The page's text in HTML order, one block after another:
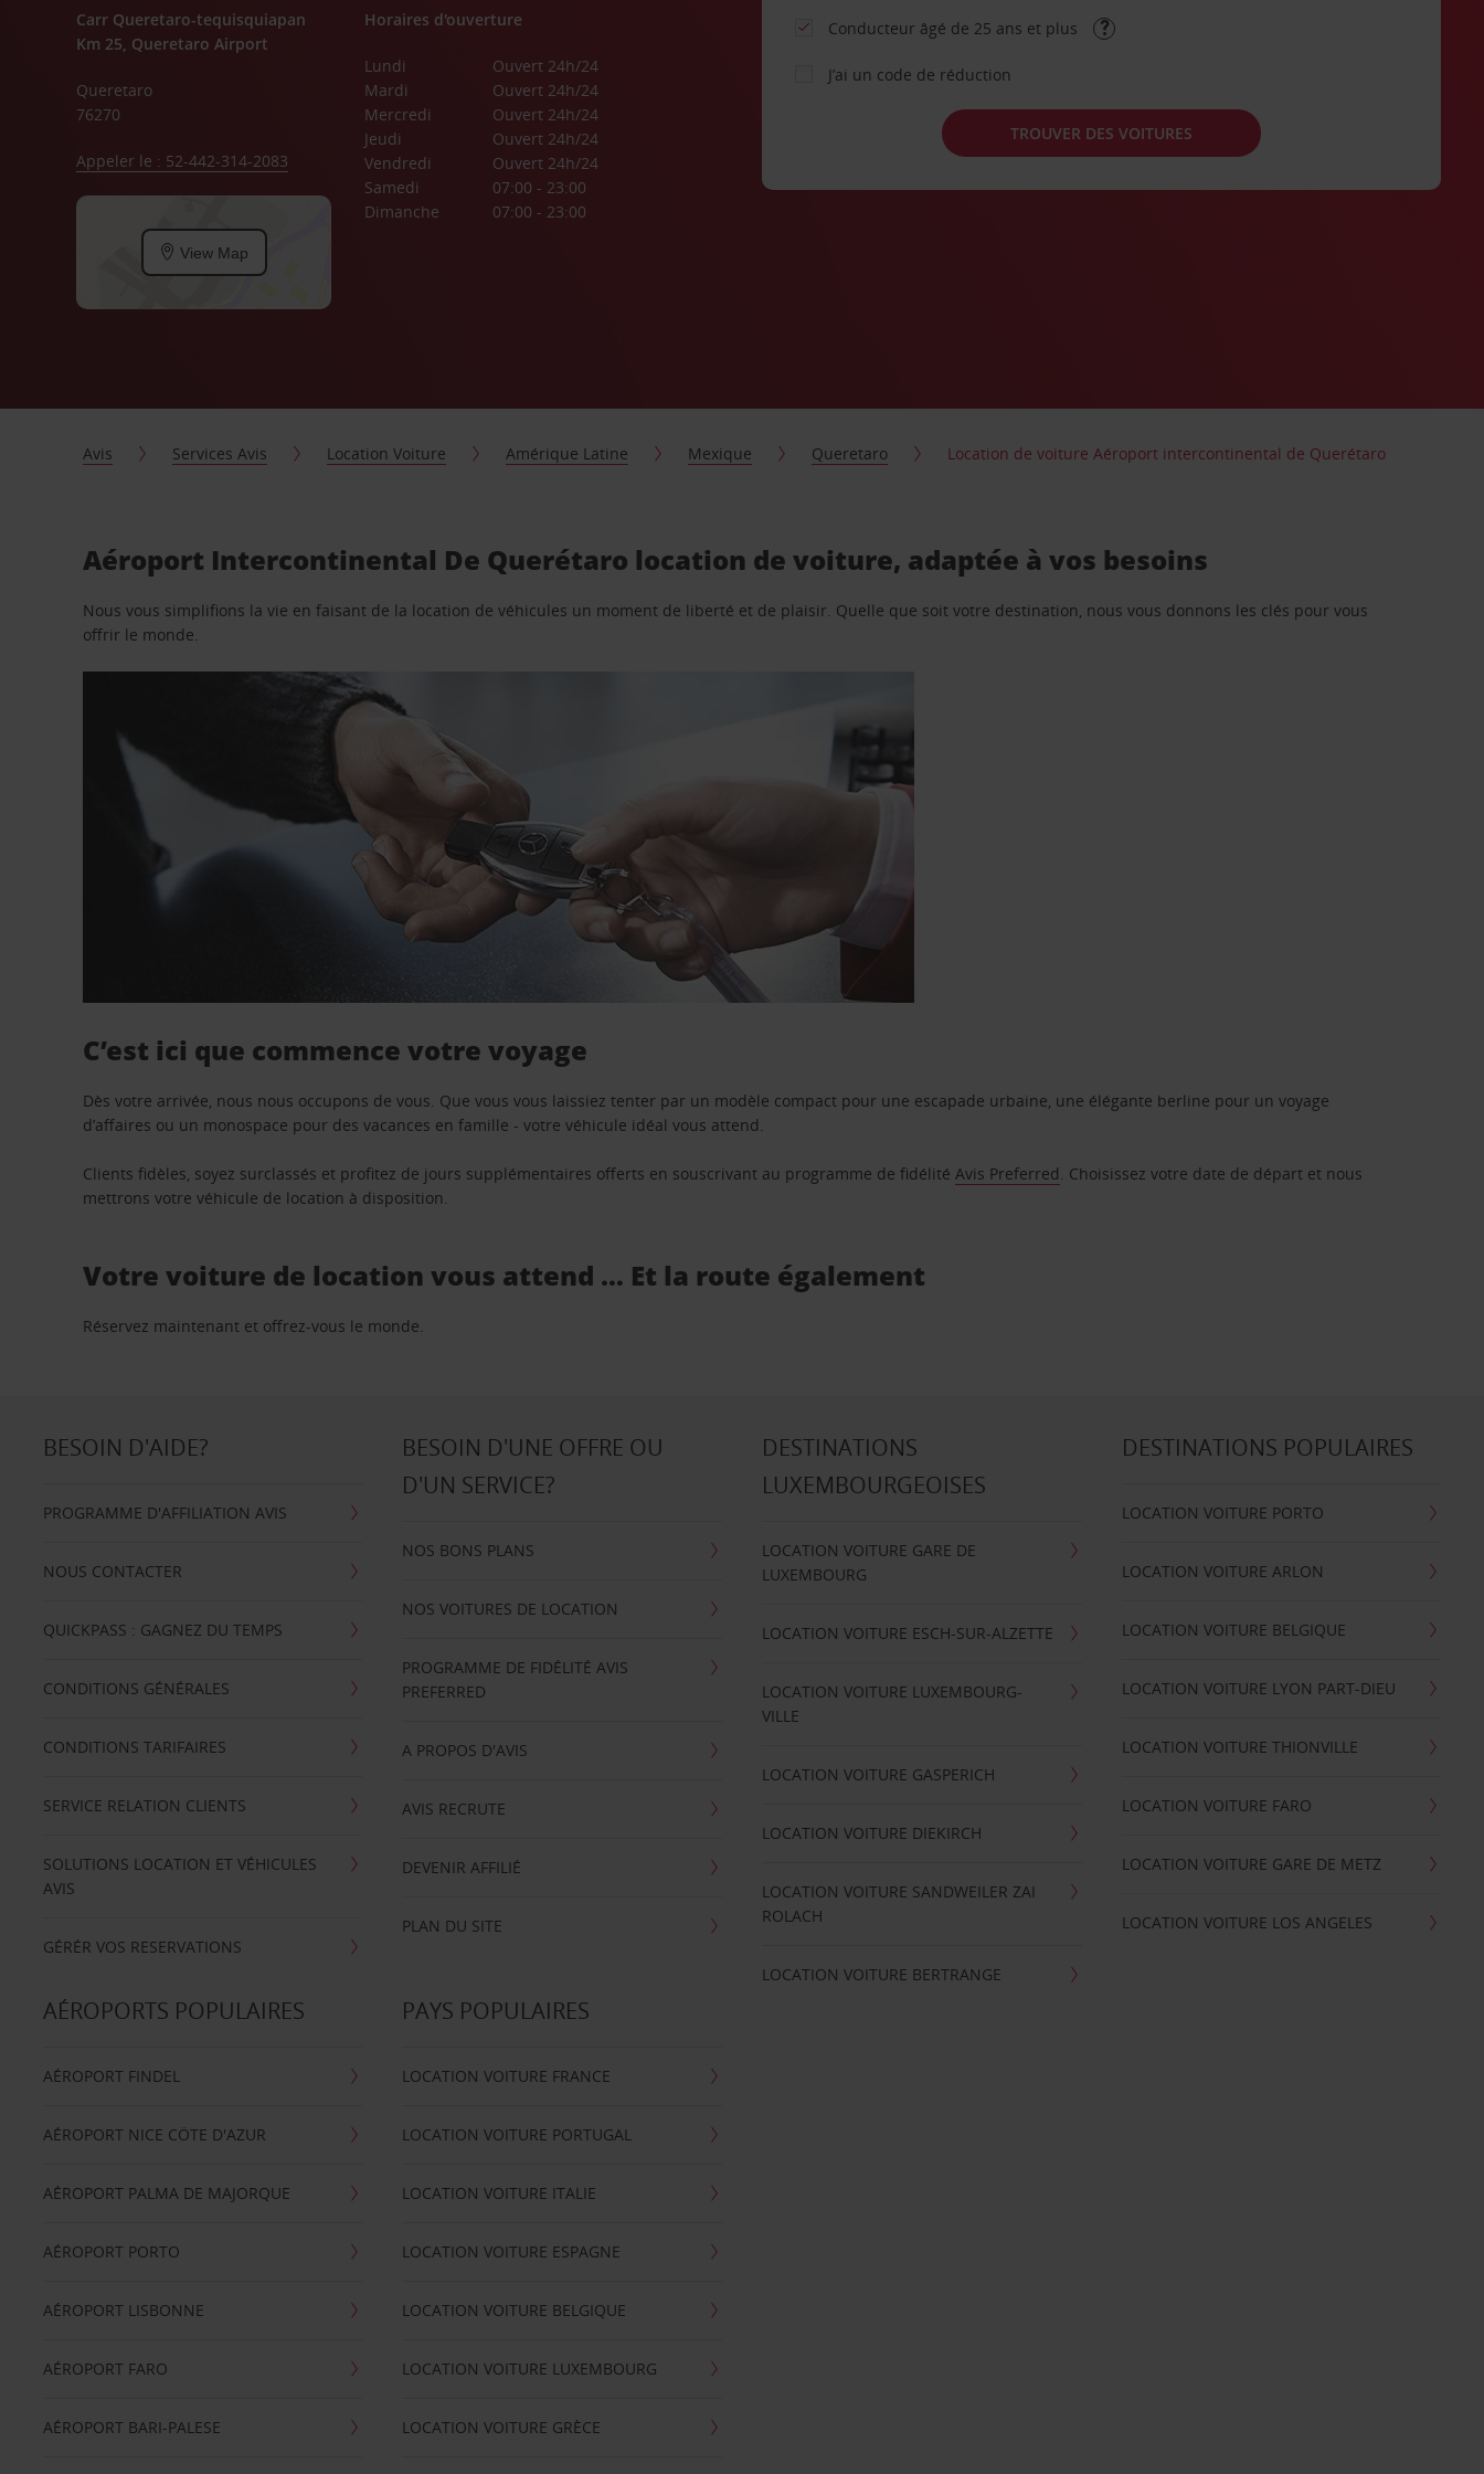
Carr Queretaro-tequisquiapan
Km 25, Queretaro Airport
Queretaro
76270
Appeler le : 52-442-314-2083
View Map
Horaires d'ouverture
Lundi
Ouvert 24h/24
Mardi
Ouvert 24h/24
Mercredi
Ouvert 24h/24
Jeudi
Ouvert 24h/24
Vendredi
Ouvert 24h/24
Samedi
07:00 - 23:00
Dimanche
07:00 - 23:00
Conducteur âgé de 25 ans et plus
J’ai un code de réduction
TROUVER DES VOITURES
Avis Services Avis Location Voiture Amérique Latine Mexique Queretaro Location de voiture Aéroport intercontinental de Querétaro
Aéroport Intercontinental De Querétaro location de voiture, adaptée à vos besoins
Nous vous simplifions la vie en faisant de la location de véhicules un moment de liberté et de plaisir. Quelle que soit votre destination, nous vous donnons les clés pour vous
offrir le monde.
C’est ici que commence votre voyage
Dès votre arrivée, nous nous occupons de vous. Que vous vous laissiez tenter par un modèle compact pour une escapade urbaine, une élégante berline pour un voyage
d’affaires ou un monospace pour des vacances en famille - votre véhicule idéal vous attend.
Clients fidèles, soyez surclassés et profitez de jours supplémentaires offerts en souscrivant au programme de fidélitéAvis Preferred. Choisissez votre date de départ et nous
mettrons votre véhicule de location à disposition.
Votre voiture de location vous attend … Et la route également
Réservez maintenant et offrez-vous le monde.
BESOIN D'AIDE?
PROGRAMME D'AFFILIATION AVIS
NOUS CONTACTER
QUICKPASS : GAGNEZ DU TEMPS
CONDITIONS GÉNÉRALES
CONDITIONS TARIFAIRES
SERVICE RELATION CLIENTS
SOLUTIONS LOCATION ET VÉHICULES
AVIS
GÉRÉR VOS RESERVATIONS
BESOIN D'UNE OFFRE OU
D'UN SERVICE?
NOS BONS PLANS
NOS VOITURES DE LOCATION
PROGRAMME DE FIDÉLITÉ AVIS
PREFERRED
A PROPOS D'AVIS
AVIS RECRUTE
DEVENIR AFFILIÉ
PLAN DU SITE
DESTINATIONS
LUXEMBOURGEOISES
LOCATION VOITURE GARE DE
LUXEMBOURG
LOCATION VOITURE ESCH-SUR-ALZETTE
LOCATION VOITURE LUXEMBOURG-
VILLE
LOCATION VOITURE GASPERICH
LOCATION VOITURE DIEKIRCH
LOCATION VOITURE SANDWEILER ZAI
ROLACH
LOCATION VOITURE BERTRANGE
DESTINATIONS POPULAIRES
LOCATION VOITURE PORTO
LOCATION VOITURE ARLON
LOCATION VOITURE BELGIQUE
LOCATION VOITURE LYON PART-DIEU
LOCATION VOITURE THIONVILLE
LOCATION VOITURE FARO
LOCATION VOITURE GARE DE METZ
LOCATION VOITURE LOS ANGELES
AÉROPORTS POPULAIRES
AÉROPORT FINDEL
AÉROPORT NICE CÖTE D'AZUR
AÉROPORT PALMA DE MAJORQUE
AÉROPORT PORTO
AÉROPORT LISBONNE
AÉROPORT FARO
AÉROPORT BARI-PALESE
PAYS POPULAIRES
LOCATION VOITURE FRANCE
LOCATION VOITURE PORTUGAL
LOCATION VOITURE ITALIE
LOCATION VOITURE ESPAGNE
LOCATION VOITURE BELGIQUE
LOCATION VOITURE LUXEMBOURG
LOCATION VOITURE GRÈCE